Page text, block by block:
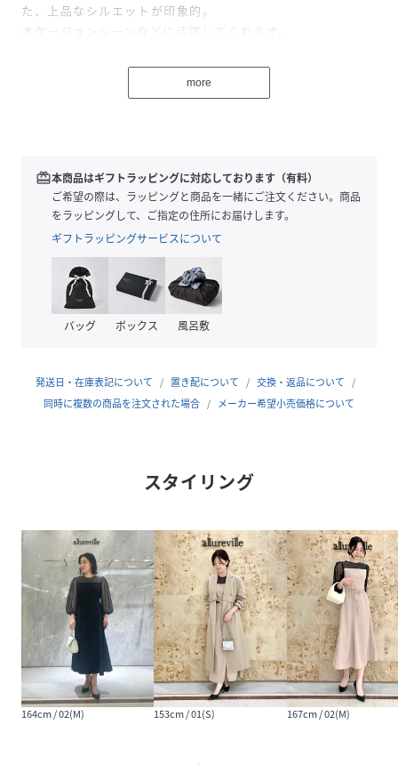
た、上品なシルエットが印象的。
オケージョンシーンなどに活躍してくれます。
袖山のタックをプレスで押さえることで、
女性らしく上品な印象を目指してお作りしました。
付属の共布リボンは、前後どちらでも結べる長さに設定して
います。
フロントで結ぶときは、リボン結びではなく、型結びにする
設定でお作りしています。
ベージュのシアー部分は黒の配色で、華やかさと個性のある
一着に仕上げています。
オパールドット部分はイペカを使用。
【スタッフコメント】
シアーのドット生地と、お袖のボリューム感が腕を細く見せ
ウエスト周りは絞り過ぎず体にピタッとしすぎない綺麗で上
いただけます。
フィッティングモデル(詳細画像)
172cmB82W66H92 着用サイズ：02(M)
性別タイプ レディース
原産国 日本
more
redeem本商品はギフトラッピングに対応しております（有料）
ご希望の際は、ラッピングと商品を一緒にご注文ください。商品
をラッピングして、ご指定の住所にお届けします。
ギフトラッピングサービスについて
バッグ ボックス 風呂敷
発送日・在庫表記について 置き配について
交換・返品について
同時に複数の商品を注文された場合
メーカー希望小売価格について
スタイリング
164cm / 02(M) 153cm / 01(S) 167cm / 02(M)